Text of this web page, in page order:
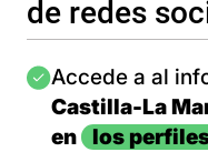
de redes
Imagen
Accede a al
Castilla-La
en
los